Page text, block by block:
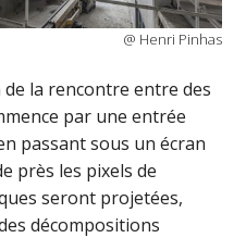
@ Henri Pinhas
la rencontre entre des
par une entrée
passant sous un écran
près les pixels de
seront projetées,
décompositions